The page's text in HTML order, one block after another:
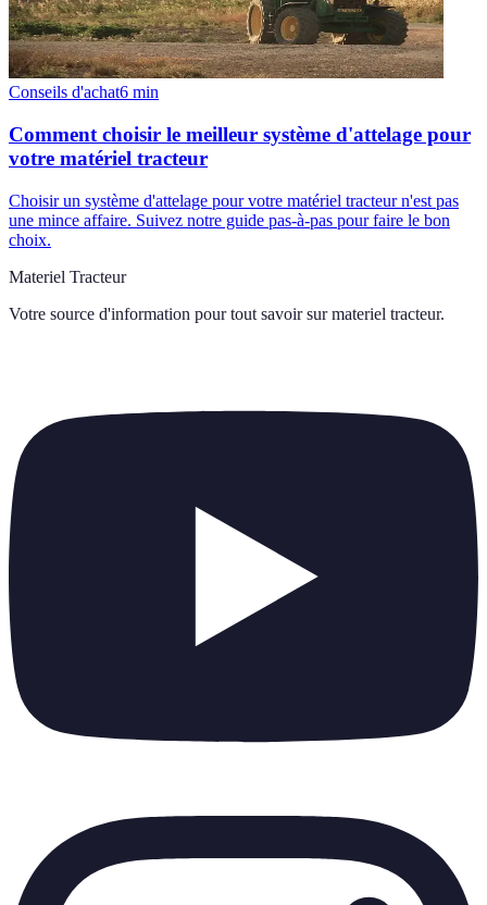
Conseils d'achat6 min
Comment choisir le meilleur système d'attelage pour
votre matériel tracteur
Choisir un système d'attelage pour votre matériel tracteur n'est pas
une mince affaire. Suivez notre guide pas-à-pas pour faire le bon
choix.
Materiel Tracteur
Votre source d'information pour tout savoir sur materiel tracteur.